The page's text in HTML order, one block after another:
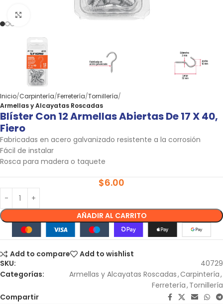
Click to enlarge
Inicio Carpintería Ferretería Tornillería
Armellas y Alcayatas Roscadas
Blíster Con 12 Armellas Abiertas De 17 X 40,
Fiero
Fabricadas en acero galvanizado resistente a la corrosión
Fácil de instalar
Rosca para madera o taquete
$6.00
AÑADIR AL CARRITO
Add to compare
Add to wishlist
SKU:
40729
Categorías:
Armellas y Alcayatas Roscadas,Carpintería,
Ferretería,Tornillería
Compartir